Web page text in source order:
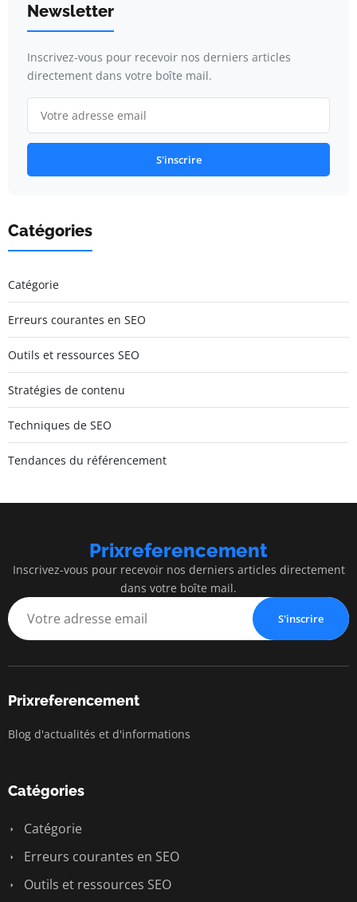
Newsletter
Inscrivez-vous pour recevoir nos derniers articles
directement dans votre boîte mail.
S'inscrire
Catégories
Catégorie
Erreurs courantes en SEO
Outils et ressources SEO
Stratégies de contenu
Techniques de SEO
Tendances du référencement
Prixreferencement
Inscrivez-vous pour recevoir nos derniers articles directement
dans votre boîte mail.
S'inscrire
Prixreferencement
Blog d'actualités et d'informations
Catégories
Catégorie
Erreurs courantes en SEO
Outils et ressources SEO